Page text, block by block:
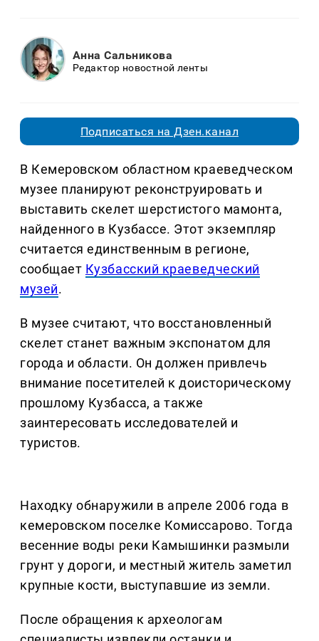
Анна Сальникова
Редактор новостной ленты
Подписаться на Дзен.канал
В Кемеровском областном краеведческом
музее планируют реконструировать и
выставить скелет шерстистого мамонта,
найденного в Кузбассе. Этот экземпляр
считается единственным в регионе,
сообщает Кузбасский краеведческий
музей.
В музее считают, что восстановленный
скелет станет важным экспонатом для
города и области. Он должен привлечь
внимание посетителей к доисторическому
прошлому Кузбасса, а также
заинтересовать исследователей и
туристов.
Находку обнаружили в апреле 2006 года в
кемеровском поселке Комиссарово. Тогда
весенние воды реки Камышинки размыли
грунт у дороги, и местный житель заметил
крупные кости, выступавшие из земли.
После обращения к археологам